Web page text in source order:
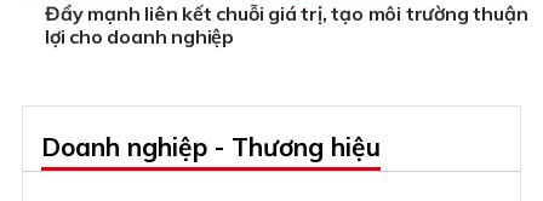
Đẩy mạnh liên kết chuỗi giá trị, tạo môi trường thuận
lợi cho doanh nghiệp
Doanh nghiệp - Thương hiệu